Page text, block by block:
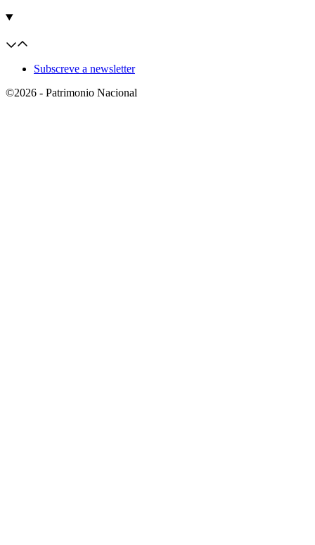
Subscreve a newsletter
©2026 - Patrimonio Nacional